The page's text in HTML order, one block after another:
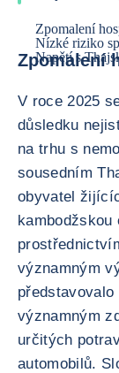
Zpomalení
Nízké riziko
Napětí s
Zpomalení
V roce 2025
důsledku
na trhu s
sousedním
obyvatel
kambodžskou
významným
významným
určitých
automobilů.